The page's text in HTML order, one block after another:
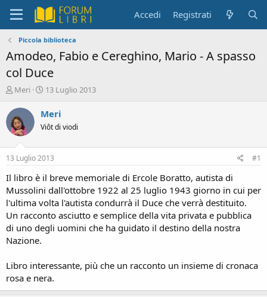
Accedi Registrati
Piccola biblioteca
Amodeo, Fabio e Cereghino, Mario - A spasso
col Duce
C
e
a
t
e
D
s
c
u
s
s
o
n
e
Meri
D
t
a
d
i
n
i
z
i
o
13 Luglio 2013
Meri
Viôt di viodi
13 Luglio 2013 #1
Il libro è il breve memoriale di Ercole Boratto, autista di
Mussolini dall'ottobre 1922 al 25 luglio 1943 giorno in cui per
l'ultima volta l'autista condurrà il Duce che verrà destituito.
Un racconto asciutto e semplice della vita privata e pubblica
di uno degli uomini che ha guidato il destino della nostra
Nazione.
Libro interessante, più che un racconto un insieme di cronaca
rosa e nera.